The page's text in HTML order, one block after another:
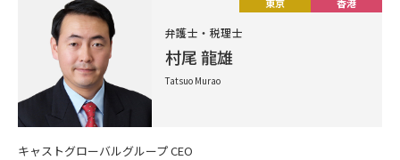
弁護士・税理士
村尾 龍雄
Tatsuo Murao
キャストグローバルグループ CEO